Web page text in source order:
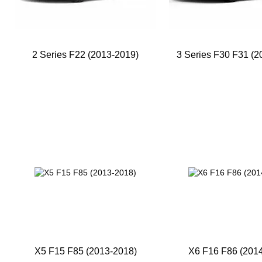
2 Series F22 (2013-2019) 3 Series F30 F31
X5 F15 F85 (2013-2018) X6 F16 F86